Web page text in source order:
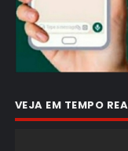
VEJA EM TEMPO